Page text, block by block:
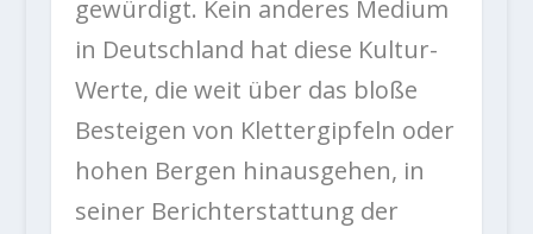
gewürdigt. Kein anderes Medium
in Deutschland hat diese Kultur-
Werte, die weit über das bloße
Besteigen von Klettergipfeln oder
hohen Bergen hinausgehen, in
seiner Berichterstattung der